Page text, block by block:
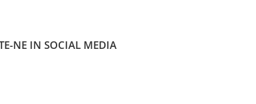
/
NE IN SOCIAL MEDIA